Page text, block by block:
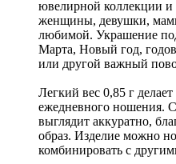
ювелирной коллекции
женщины, девушки,
любимой. Украшение
Марта, Новый год,
или другой важный
Легкий вес 0,85 г
ежедневного ношения.
выглядит аккуратно,
образ. Изделие можно
комбинировать с